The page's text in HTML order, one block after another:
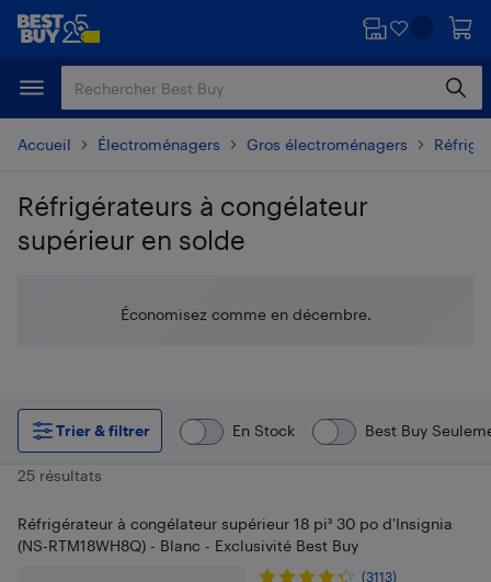
Passer
principal
Passer
Accueil Électroménagers Gros électroménagers
Réfrigérateurs à congélateur
supérieur en solde
Économisez comme en décembre.
Trier & filtrer En Stock Best Buy
25 résultats
Réfrigérateur à congélateur supérieur 18 pi³ 30 po d'Insignia
(NS-RTM18WH8Q) - Blanc - Exclusivité Best Buy
(3113)